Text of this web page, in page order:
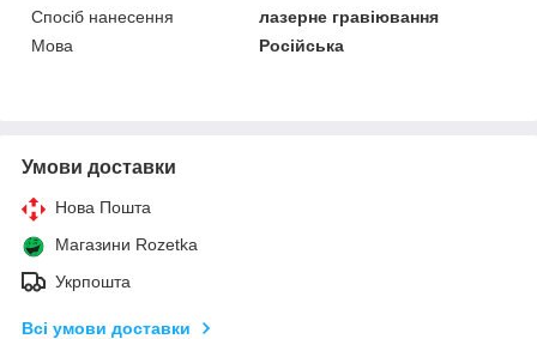
Спосіб нанесення
лазерне гравіювання
Мова
Російська
Умови доставки
Нова Пошта
Магазини Rozetka
Укрпошта
Всі умови доставки